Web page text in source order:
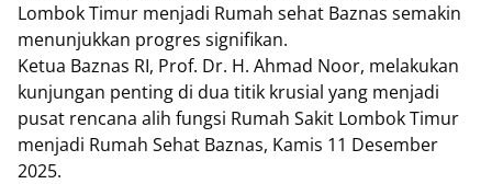
Lombok Timur menjadi Rumah sehat Baznas semakin
menunjukkan progres signifikan.
Ketua Baznas RI, Prof. Dr. H. Ahmad Noor, melakukan
kunjungan penting di dua titik krusial yang menjadi
pusat rencana alih fungsi Rumah Sakit Lombok Timur
menjadi Rumah Sehat Baznas, Kamis 11 Desember
2025.